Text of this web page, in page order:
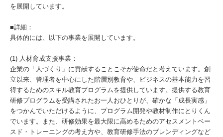
を展開しています。
■詳細：
具体的には、以下の事業を展開しています。
(1) 人材育成支援事業：
企業の「人づくり」に貢献することこそが使命だと考えています。創
立以来、管理者を中心にした階層別教育や、ビジネスの基本能力を習
得するためのスキル教育プログラムを提供しています。提供する教育
研修プログラムを受講されたお一人おひとりが、確かな「成長実感」
をつかんでいただけるように、プログラム開発や教材制作にとりくん
でいます。また、研修効果を最大限に高めるためのアセスメントベー
スド・トレーニングの考え方や、教育研修手法のブレンディングなど